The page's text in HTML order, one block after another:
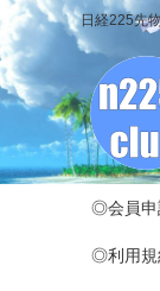
日経225先
◎会員申
◎利用規